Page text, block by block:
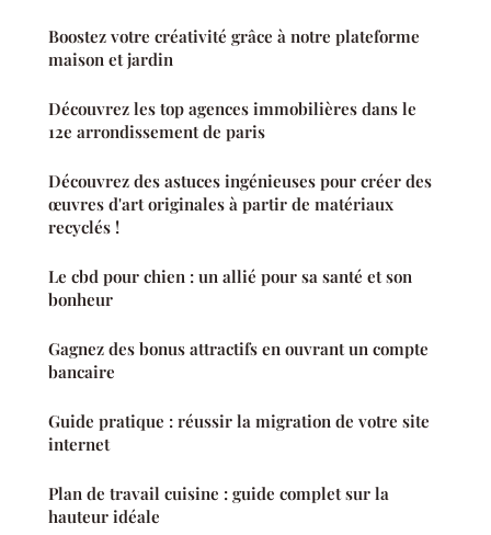
Boostez votre créativité grâce à notre plateforme
maison et jardin
Découvrez les top agences immobilières dans le
12e arrondissement de paris
Découvrez des astuces ingénieuses pour créer des
œuvres d'art originales à partir de matériaux
recyclés !
Le cbd pour chien : un allié pour sa santé et son
bonheur
Gagnez des bonus attractifs en ouvrant un compte
bancaire
Guide pratique : réussir la migration de votre site
internet
Plan de travail cuisine : guide complet sur la
hauteur idéale